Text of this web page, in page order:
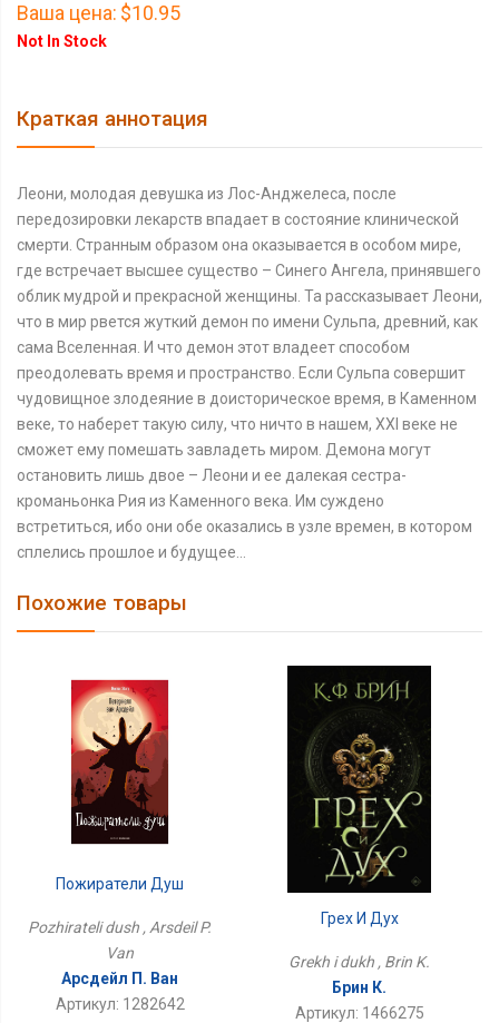
Ваша цена: $10.95
Not In Stock
Краткая аннотация
Леони, молодая девушка из Лос-Анджелеса, после
передозировки лекарств впадает в состояние клинической
смерти. Странным образом она оказывается в особом мире,
где встречает высшее существо – Синего Ангела, принявшего
облик мудрой и прекрасной женщины. Та рассказывает Леони,
что в мир рвется жуткий демон по имени Сульпа, древний, как
сама Вселенная. И что демон этот владеет способом
преодолевать время и пространство. Если Сульпа совершит
чудовищное злодеяние в доисторическое время, в Каменном
веке, то наберет такую силу, что ничто в нашем, XXI веке не
сможет ему помешать завладеть миром. Демона могут
остановить лишь двое – Леони и ее далекая сестра-
кроманьонка Рия из Каменного века. Им суждено
встретиться, ибо они обе оказались в узле времен, в котором
сплелись прошлое и будущее…
Похожие товары
Пожиратели Душ
Pozhirateli dush , Arsdeil P.
Van
Арсдейл П. Ван
Артикул: 1282642
Грех И Дух
Grekh i dukh , Brin K.
Брин К.
Артикул: 1466275